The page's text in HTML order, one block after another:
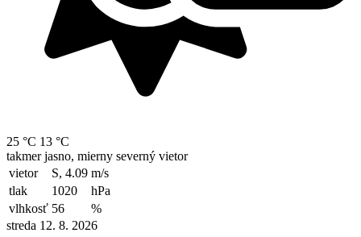
25 °C 13 °C
takmer jasno, mierny severný vietor
vietor
S, 4.09 m/s
tlak
1020
hPa
vlhkosť 56
%
streda 12. 8. 2026